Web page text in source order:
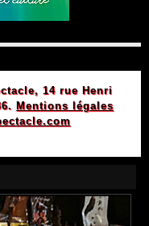
14 rue Henri
Mentions légales